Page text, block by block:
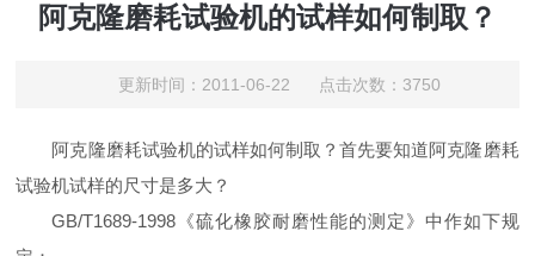
阿克隆磨耗试验机的试样如何制取？
更新时间：2011-06-22 点击次数：3750
阿克隆磨耗试验机的试样如何制取？首先要知道阿克隆磨耗
试验机试样的尺寸是多大？
GB/T1689-1998《硫化橡胶耐磨性能的测定》中作如下规